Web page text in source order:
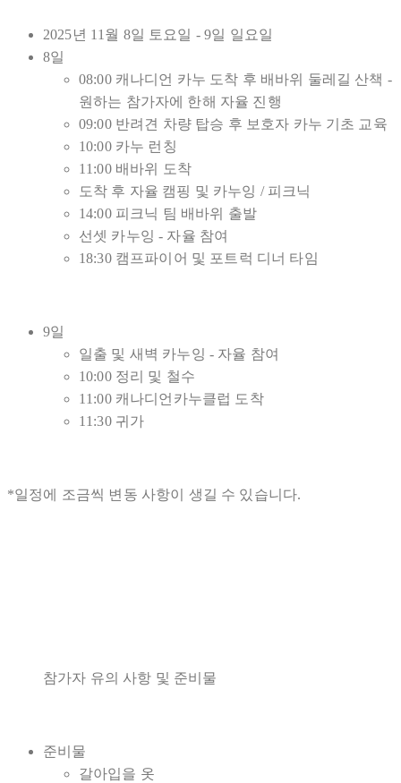
2025년 11월 8일 토요일 - 9일 일요일
8일
08:00 캐나디언 카누 도착 후 배바위 둘레길 산책 -
원하는 참가자에 한해 자율 진행
09:00 반려견 차량 탑승 후 보호자 카누 기초 교육
10:00 카누 런칭
11:00 배바위 도착
도착 후 자율 캠핑 및 카누잉 / 피크닉
14:00 피크닉 팀 배바위 출발
선셋 카누잉 - 자율 참여
18:30 캠프파이어 및 포트럭 디너 타임
9일
일출 및 새벽 카누잉 - 자율 참여
10:00 정리 및 철수
11:00 캐나디언카누클럽 도착
11:30 귀가
*일정에 조금씩 변동 사항이 생길 수 있습니다.
참가자 유의 사항 및 준비물
준비물
갈아입을 옷